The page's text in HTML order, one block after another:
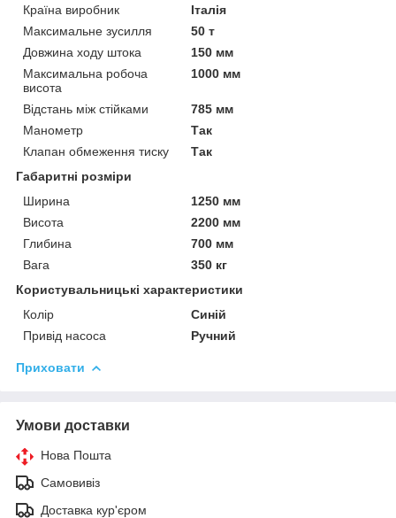
Країна виробник
Італія
Максимальне зусилля
50 т
Довжина ходу штока
150 мм
Максимальна робоча
висота
1000 мм
Відстань між стійками
785 мм
Манометр
Так
Клапан обмеження тиску
Так
Габаритні розміри
Ширина
1250 мм
Висота
2200 мм
Глибина
700 мм
Вага
350 кг
Користувальницькі характеристики
Колір
Синій
Привід насоса
Ручний
Приховати
Умови доставки
Нова Пошта
Самовивіз
Доставка кур'єром